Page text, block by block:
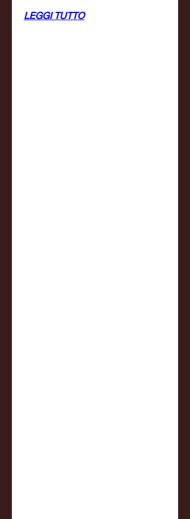
LEGGI TUTTO